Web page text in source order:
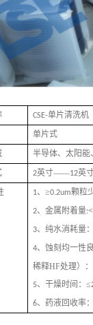
CSE-单片清洗机
单片式
半导体、太阳能
2英寸——12英
1、≥0.2um颗粒
2、金属附着量:<
3、纯水消耗量
4、蚀刻均一性
稀释HF处理）
5、干燥时间：≤
6、药液回收率